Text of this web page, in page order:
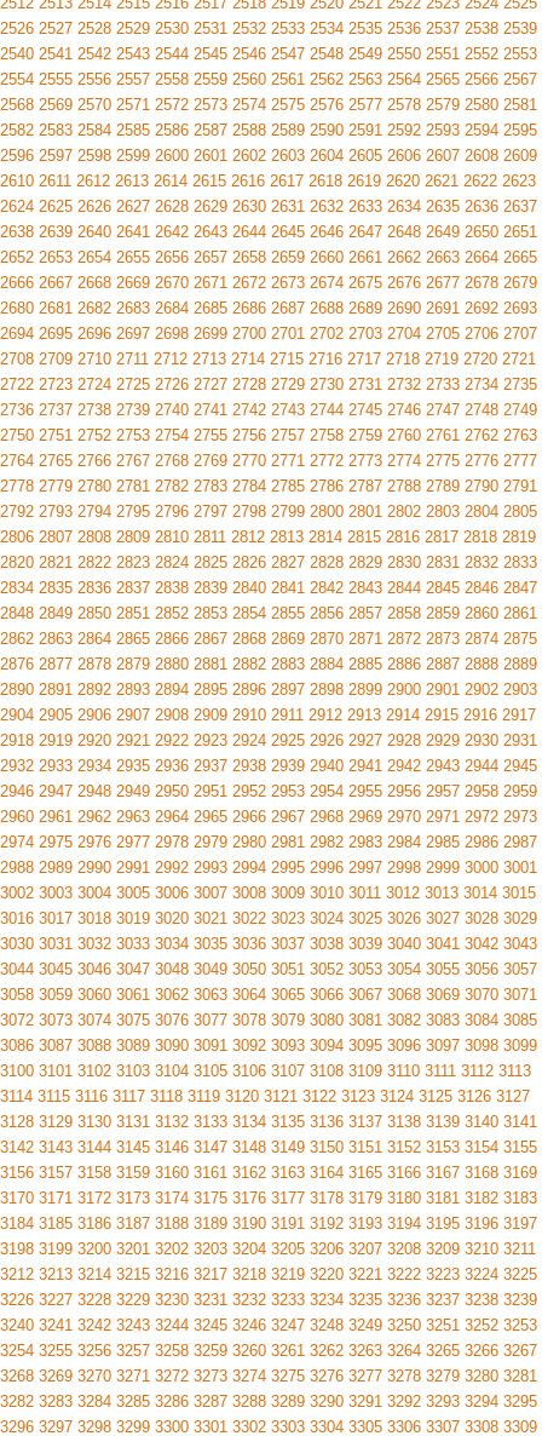
2526 2527 2528 2529 2530 2531 2532 2533 2534 2535 2536 2537 2538 2539
2540 2541 2542 2543 2544 2545 2546 2547 2548 2549 2550 2551 2552 2553
2554 2555 2556 2557 2558 2559 2560 2561 2562 2563 2564 2565 2566 2567
2568 2569 2570 2571 2572 2573 2574 2575 2576 2577 2578 2579 2580 2581
2582 2583 2584 2585 2586 2587 2588 2589 2590 2591 2592 2593 2594 2595
2596 2597 2598 2599 2600 2601 2602 2603 2604 2605 2606 2607 2608 2609
2610 2611 2612 2613 2614 2615 2616 2617 2618 2619 2620 2621 2622 2623
2624 2625 2626 2627 2628 2629 2630 2631 2632 2633 2634 2635 2636 2637
2638 2639 2640 2641 2642 2643 2644 2645 2646 2647 2648 2649 2650 2651
2652 2653 2654 2655 2656 2657 2658 2659 2660 2661 2662 2663 2664 2665
2666 2667 2668 2669 2670 2671 2672 2673 2674 2675 2676 2677 2678 2679
2680 2681 2682 2683 2684 2685 2686 2687 2688 2689 2690 2691 2692 2693
2694 2695 2696 2697 2698 2699 2700 2701 2702 2703 2704 2705 2706 2707
2708 2709 2710 2711 2712 2713 2714 2715 2716 2717 2718 2719 2720 2721
2722 2723 2724 2725 2726 2727 2728 2729 2730 2731 2732 2733 2734 2735
2736 2737 2738 2739 2740 2741 2742 2743 2744 2745 2746 2747 2748 2749
2750 2751 2752 2753 2754 2755 2756 2757 2758 2759 2760 2761 2762 2763
2764 2765 2766 2767 2768 2769 2770 2771 2772 2773 2774 2775 2776 2777
2778 2779 2780 2781 2782 2783 2784 2785 2786 2787 2788 2789 2790 2791
2792 2793 2794 2795 2796 2797 2798 2799 2800 2801 2802 2803 2804 2805
2806 2807 2808 2809 2810 2811 2812 2813 2814 2815 2816 2817 2818 2819
2820 2821 2822 2823 2824 2825 2826 2827 2828 2829 2830 2831 2832 2833
2834 2835 2836 2837 2838 2839 2840 2841 2842 2843 2844 2845 2846 2847
2848 2849 2850 2851 2852 2853 2854 2855 2856 2857 2858 2859 2860 2861
2862 2863 2864 2865 2866 2867 2868 2869 2870 2871 2872 2873 2874 2875
2876 2877 2878 2879 2880 2881 2882 2883 2884 2885 2886 2887 2888 2889
2890 2891 2892 2893 2894 2895 2896 2897 2898 2899 2900 2901 2902 2903
2904 2905 2906 2907 2908 2909 2910 2911 2912 2913 2914 2915 2916 2917
2918 2919 2920 2921 2922 2923 2924 2925 2926 2927 2928 2929 2930 2931
2932 2933 2934 2935 2936 2937 2938 2939 2940 2941 2942 2943 2944 2945
2946 2947 2948 2949 2950 2951 2952 2953 2954 2955 2956 2957 2958 2959
2960 2961 2962 2963 2964 2965 2966 2967 2968 2969 2970 2971 2972 2973
2974 2975 2976 2977 2978 2979 2980 2981 2982 2983 2984 2985 2986 2987
2988 2989 2990 2991 2992 2993 2994 2995 2996 2997 2998 2999 3000 3001
3002 3003 3004 3005 3006 3007 3008 3009 3010 3011 3012 3013 3014 3015
3016 3017 3018 3019 3020 3021 3022 3023 3024 3025 3026 3027 3028 3029
3030 3031 3032 3033 3034 3035 3036 3037 3038 3039 3040 3041 3042 3043
3044 3045 3046 3047 3048 3049 3050 3051 3052 3053 3054 3055 3056 3057
3058 3059 3060 3061 3062 3063 3064 3065 3066 3067 3068 3069 3070 3071
3072 3073 3074 3075 3076 3077 3078 3079 3080 3081 3082 3083 3084 3085
3086 3087 3088 3089 3090 3091 3092 3093 3094 3095 3096 3097 3098 3099
3100 3101 3102 3103 3104 3105 3106 3107 3108 3109 3110 3111 3112 3113
3114 3115 3116 3117 3118 3119 3120 3121 3122 3123 3124 3125 3126 3127
3128 3129 3130 3131 3132 3133 3134 3135 3136 3137 3138 3139 3140 3141
3142 3143 3144 3145 3146 3147 3148 3149 3150 3151 3152 3153 3154 3155
3156 3157 3158 3159 3160 3161 3162 3163 3164 3165 3166 3167 3168 3169
3170 3171 3172 3173 3174 3175 3176 3177 3178 3179 3180 3181 3182 3183
3184 3185 3186 3187 3188 3189 3190 3191 3192 3193 3194 3195 3196 3197
3198 3199 3200 3201 3202 3203 3204 3205 3206 3207 3208 3209 3210 3211
3212 3213 3214 3215 3216 3217 3218 3219 3220 3221 3222 3223 3224 3225
3226 3227 3228 3229 3230 3231 3232 3233 3234 3235 3236 3237 3238 3239
3240 3241 3242 3243 3244 3245 3246 3247 3248 3249 3250 3251 3252 3253
3254 3255 3256 3257 3258 3259 3260 3261 3262 3263 3264 3265 3266 3267
3268 3269 3270 3271 3272 3273 3274 3275 3276 3277 3278 3279 3280 3281
3282 3283 3284 3285 3286 3287 3288 3289 3290 3291 3292 3293 3294 3295
3296 3297 3298 3299 3300 3301 3302 3303 3304 3305 3306 3307 3308 3309